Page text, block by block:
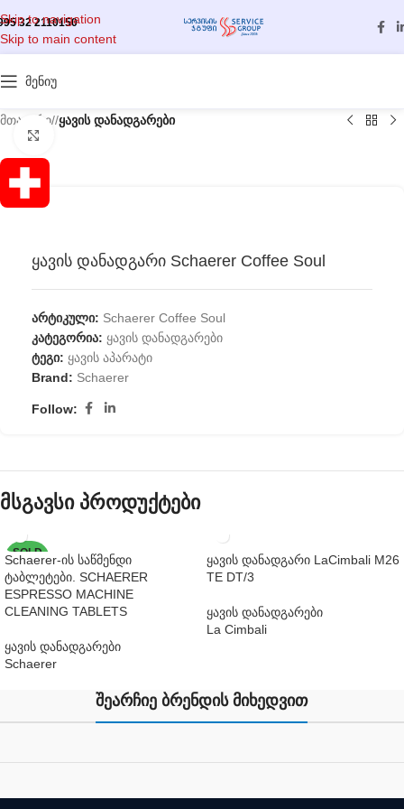
Skip to navigation
Skip to main content
32 2110150
მენიუ
მთავარი/ ყავის დანადგარები
ყავის დანადგარი Schaerer Coffee Soul
არტიკული: Schaerer Coffee Soul
კატეგორია: ყავის დანადგარები
ტეგი: ყავის აპარატი
Brand: Schaerer
Follow:
მსგავსი პროდუქტები
SOLD
OUT
Schaerer-ის საწმენდი
ტაბლეტები. SCHAERER
ESPRESSO MACHINE
CLEANING TABLETS
ყავის დანადგარები
Schaerer
ყავის დანადგარი LaCimbali M26
TE DT/3
ყავის დანადგარები
La Cimbali
შეარჩიე ბრენდის მიხედვით